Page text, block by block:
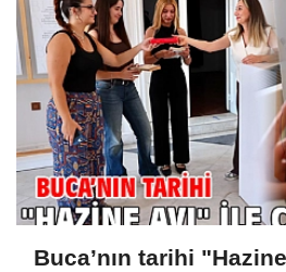
Buca’nın tarihi